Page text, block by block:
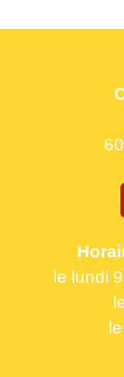
le lundi